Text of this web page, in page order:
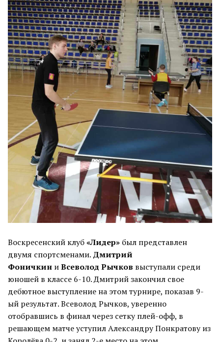
Воскресенский клуб«Лидер» был представлен
двумя спортсменами. Дмитрий
Фоничкин иВсеволод Рычков выступали среди
юношей в классе 6-10. Дмитрий закончил свое
дебютное выступление на этом турнире, показав 9-
ый результат. Всеволод Рычков, уверенно
отобравшись в финал через сетку плей-офф, в
решающем матче уступил Александру Понкратову из